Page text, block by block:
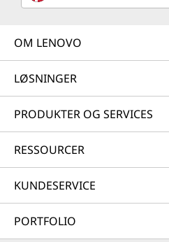
OM LENOVO
LØSNINGER
PRODUKTER OG SERVICES
RESSOURCER
KUNDESERVICE
PORTFOLIO